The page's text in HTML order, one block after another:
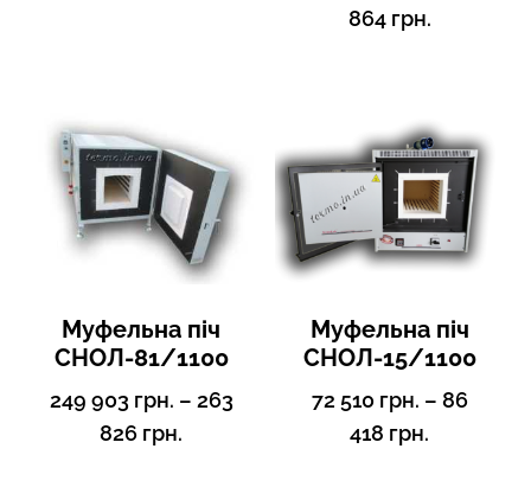
864 грн.
Муфельна піч
СНОЛ-81/1100
249 903 грн. – 263
826 грн.
Муфельна піч
СНОЛ-15/1100
72 510 грн. – 86
418 грн.